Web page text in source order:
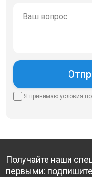
Я принимаю условия
Получайте наши
первыми: